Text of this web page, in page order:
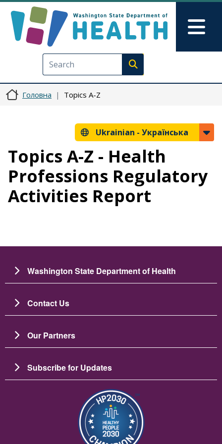
Execute search
Головна Topics A-Z
Ukrainian - Українська
Topics A-Z - Health
Professions Regulatory
Activities Report
Washington State Department of Health
Contact Us
Our Partners
Subscribe for Updates
Зображення